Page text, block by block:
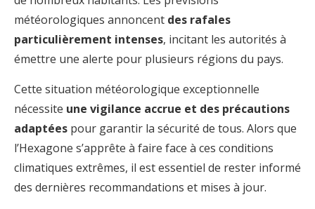
météorologiques annoncent des rafales
particulièrement intenses, incitant les autorités à
émettre une alerte pour plusieurs régions du pays.
Cette situation météorologique exceptionnelle
nécessite une vigilance accrue et des précautions
adaptées pour garantir la sécurité de tous. Alors que
l’Hexagone s’apprête à faire face à ces conditions
climatiques extrêmes, il est essentiel de rester informé
des dernières recommandations et mises à jour.